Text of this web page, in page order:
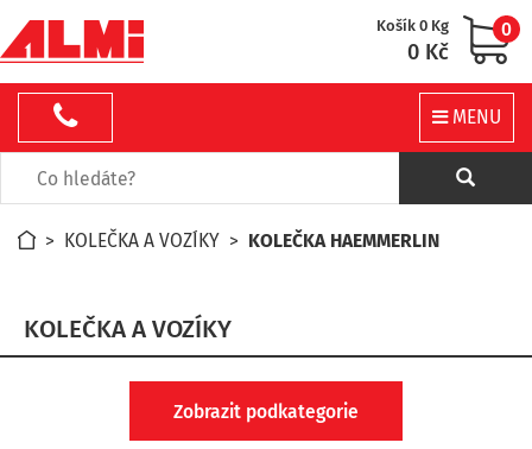
Košík 0 Kg
0 Kč
0
MENU
> KOLEČKA A VOZÍKY > KOLEČKA HAEMMERLIN
KOLEČKA A VOZÍKY
Zobrazit podkategorie